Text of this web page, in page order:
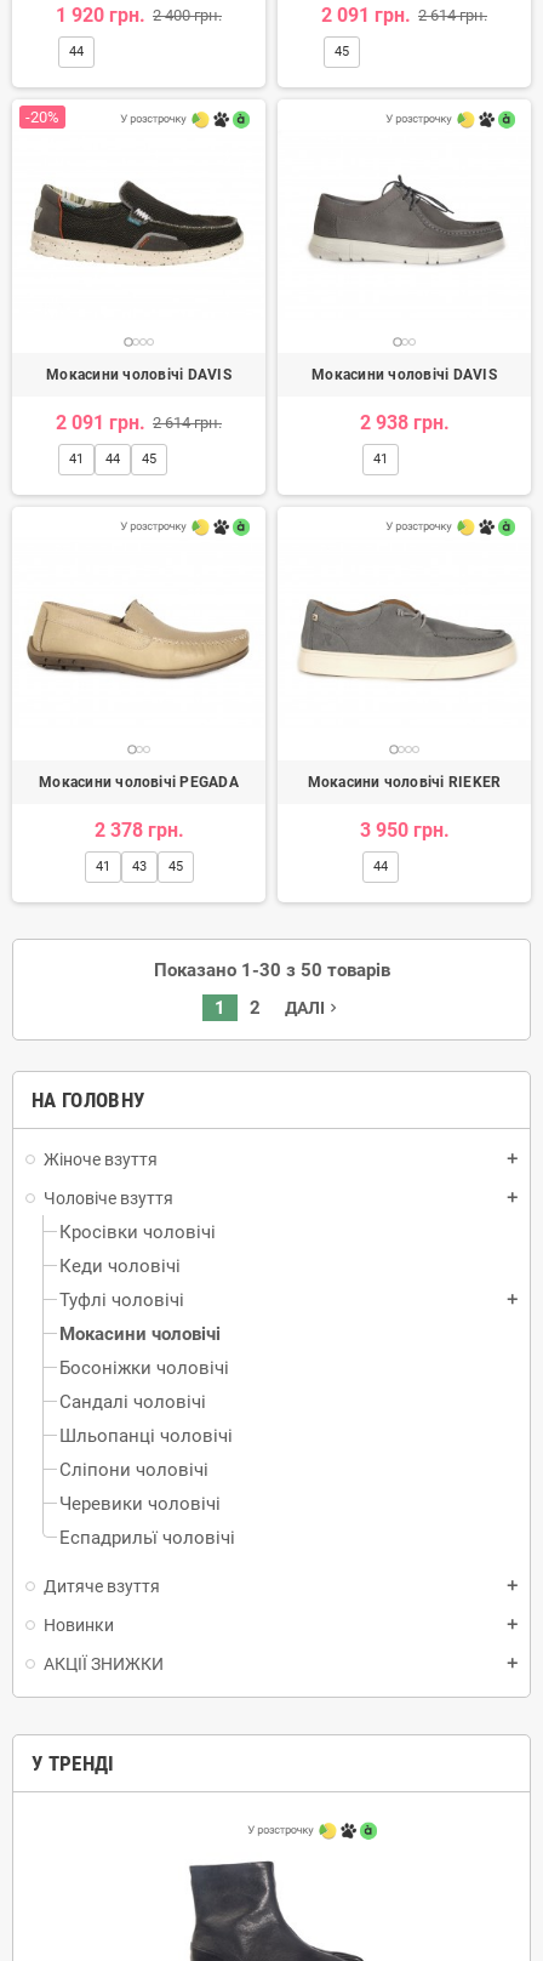
НА ГОЛОВНУ
Жіноче взуття add
Чоловіче взуття add
Кросівки чоловічі
Кеди чоловічі
Туфлі чоловічі
add
Mокасини чоловічі
Босоніжки чоловічі
Сандалі чоловічі
Шльопанці чоловічі
Сліпони чоловічі
Черевики чоловічі
Еспадрильї чоловічі
Дитяче взуття add
Новинки add
АКЦІЇ ЗНИЖКИ add
У ТРЕНДІ
1 920 грн. 2 400 грн.
44
2 091 грн. 2 614 грн.
45
-20%
Мокасини чоловічі DAVIS
2 091 грн. 2 614 грн.
41 44 45
Мокасини чоловічі DAVIS
2 938 грн.
41
Мокасини чоловічі PEGADA
2 378 грн.
41 43 45
Мокасини чоловічі RIEKER
3 950 грн.
44
Показано 1-30 з 50 товарів
1
2 ДАЛІ navigate_next